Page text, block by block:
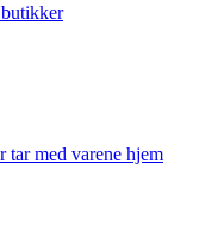
tar med varene hjem